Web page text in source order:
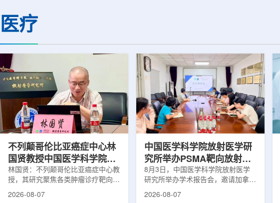
医疗
不列颠哥伦比亚癌症中心林
国贤教授中国医学科学院放
射医学研究所开展学术交流
林国贤：不列颠哥伦比亚癌症中心教
授，其研究聚焦各类肿瘤诊疗靶向放
射性药物开发，迄今已主导/参与发
2026-08-07
中国医学科学院放射医学研
究所举办PSMA靶向放射性
药物学术报告会
8月3日，中国医学科学院放射医学
研究所举办学术报告会，邀请加拿大
温哥华不列颠哥伦比亚癌症中心林国
2026-08-07